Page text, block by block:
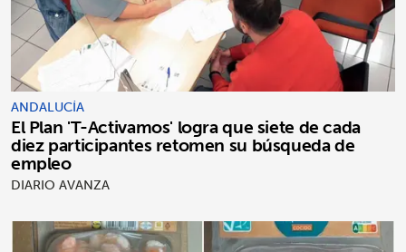
ANDALUCÍA
El Plan 'T-Activamos' logra que siete de cada
diez participantes retomen su búsqueda de
empleo
DIARIO AVANZA